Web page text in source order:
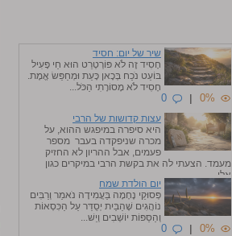
שיר של יום: חסיד
חָסִיד זֶה לֹא פּוֹרְטְרֵט הוּא חַי פָּעִיל
בּוֹעֵט נֹכַח בְּכָאן כָּעֵת וּמְחַפֵּשׂ אֱמֶת.
חָסִיד לֹא מָסוֹרָתִי הַכֹּל...
0%
|
0
עצות קדושות של הרבי
היא סיפרה במיפגש ההוא, על
מכרה שניפקדה בעבר מספר
פעמים, אבל ההריון לא החזיק
מעמד. הצעתי לה את בקשת הרבי במיקרים כגון
אלו, ...
0%
|
יום הולדת שמח
פְּסוּקֵי נֶחָמָה בַּעֲמִידָה נֹאמַר וְרַבִּים
נוֹהֲגִים שֶׁהַבַּיִת יְסֻדַּר עַל הַכִּסְאוֹת
וְהַסַּפּוֹת יוֹשְׁבִים וְיֵשׁ...
0%
|
0